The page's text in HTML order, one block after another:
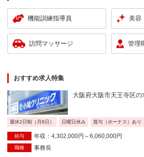
機能訓練指導員 美容
訪問マッサージ 管理
おすすめ求人特集
大阪府大阪市天王寺区の
週休2日制（月8日） 日曜日休み 賞与（ボーナス）あり
給与 年収：4,302,000円～6,060,000円
職種 事務長